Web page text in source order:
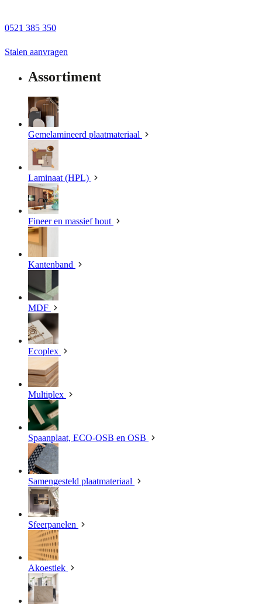
0521 385 350
Stalen aanvragen
Assortiment
Gemelamineerd plaatmateriaal
Laminaat (HPL)
Fineer en massief hout
Kantenband
MDF
Ecoplex
Multiplex
Spaanplaat, ECO-OSB en OSB
Samengesteld plaatmateriaal
Sfeerpanelen
Akoestiek